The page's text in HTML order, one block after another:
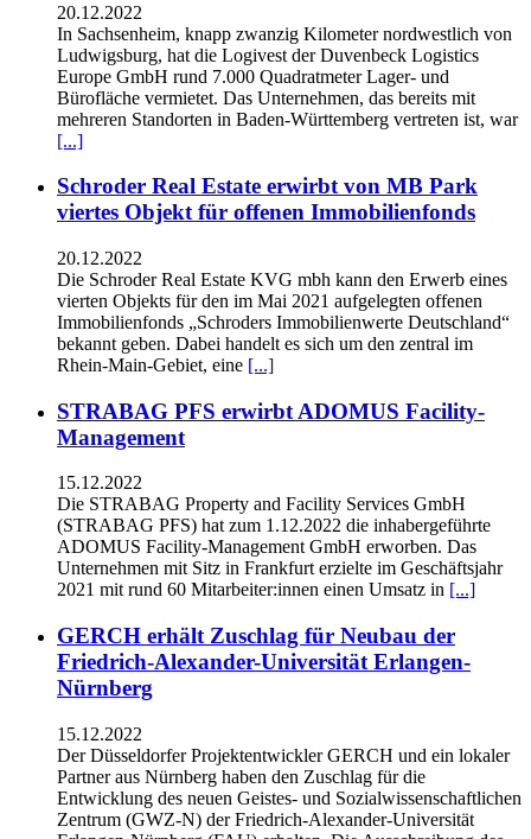
20.12.2022
In Sachsenheim, knapp zwanzig Kilometer nordwestlich von
Ludwigsburg, hat die Logivest der Duvenbeck Logistics
Europe GmbH rund 7.000 Quadratmeter Lager- und
Bürofläche vermietet. Das Unternehmen, das bereits mit
mehreren Standorten in Baden-Württemberg vertreten ist, war
[...]
Schroder Real Estate erwirbt von MB Park
viertes Objekt für offenen Immobilienfonds
20.12.2022
Die Schroder Real Estate KVG mbh kann den Erwerb eines
vierten Objekts für den im Mai 2021 aufgelegten offenen
Immobilienfonds „Schroders Immobilienwerte Deutschland“
bekannt geben. Dabei handelt es sich um den zentral im
Rhein-Main-Gebiet, eine [...]
STRABAG PFS erwirbt ADOMUS Facility-
Management
15.12.2022
Die STRABAG Property and Facility Services GmbH
(STRABAG PFS) hat zum 1.12.2022 die inhabergeführte
ADOMUS Facility-Management GmbH erworben. Das
Unternehmen mit Sitz in Frankfurt erzielte im Geschäftsjahr
2021 mit rund 60 Mitarbeiter:innen einen Umsatz in [...]
GERCH erhält Zuschlag für Neubau der
Friedrich-Alexander-Universität Erlangen-
Nürnberg
15.12.2022
Der Düsseldorfer Projektentwickler GERCH und ein lokaler
Partner aus Nürnberg haben den Zuschlag für die
Entwicklung des neuen Geistes- und Sozialwissenschaftlichen
Zentrum (GWZ-N) der Friedrich-Alexander-Universität